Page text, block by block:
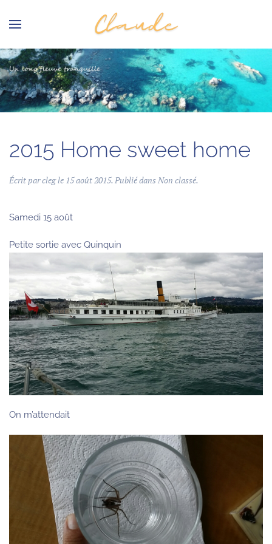
Skip to main content
.
2015 Home sweet home
Écrit parclegle 15 août 2015. Publié dansNon classé.
Samedi 15 août
Petite sortie avec Quinquin
On m’attendait